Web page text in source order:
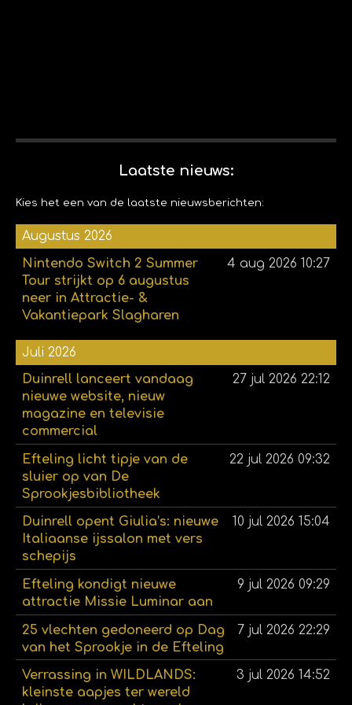
Laatste nieuws:
Kies het een van de laatste nieuwsberichten:
Augustus 2026
Nintendo Switch 2 Summer
Tour strijkt op 6 augustus
neer in Attractie- &
Vakantiepark Slagharen
4 aug 2026 10:27
Juli 2026
Duinrell lanceert vandaag
nieuwe website, nieuw
magazine en televisie
commercial
27 jul 2026 22:12
Efteling licht tipje van de
sluier op van De
Sprookjesbibliotheek
22 jul 2026 09:32
Duinrell opent Giulia’s: nieuwe
Italiaanse ijssalon met vers
schepijs
10 jul 2026 15:04
Efteling kondigt nieuwe
attractie Missie Luminar aan
9 jul 2026 09:29
25 vlechten gedoneerd op Dag
van het Sprookje in de Efteling
7 jul 2026 22:29
Verrassing in WILDLANDS:
kleinste aapjes ter wereld
3 jul 2026 14:52